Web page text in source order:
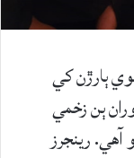
ٻارڙن کي
ٻن زخمي
ويو آهي. رينجرز